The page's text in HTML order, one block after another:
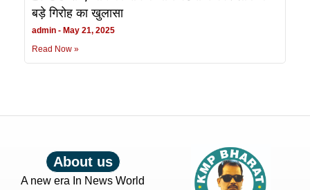
बड़े गिरोह का खुलासा
admin
May 21, 2025
Read Now »
About us
A new era In News World